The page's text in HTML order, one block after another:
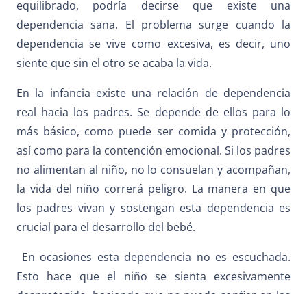
equilibrado, podría decirse que existe una
dependencia sana. El problema surge cuando la
dependencia se vive como excesiva, es decir, uno
siente que sin el otro se acaba la vida.
En la infancia existe una relación de dependencia
real hacia los padres. Se depende de ellos para lo
más básico, como puede ser comida y protección,
así como para la contención emocional. Si los padres
no alimentan al niño, no lo consuelan y acompañan,
la vida del niño correrá peligro. La manera en que
los padres vivan y sostengan esta dependencia es
crucial para el desarrollo del bebé.
En ocasiones esta dependencia no es escuchada.
Esto hace que el niño se sienta excesivamente